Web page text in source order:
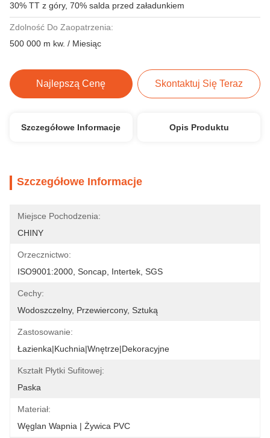
30% TT z góry, 70% salda przed załadunkiem
Zdolność Do Zaopatrzenia:
500 000 m kw. / Miesiąc
Najlepszą Cenę Skontaktuj Się Teraz
Szczegółowe Informacje Opis Produktu
Szczegółowe Informacje
Miejsce Pochodzenia:
CHINY
Orzecznictwo:
ISO9001:2000, Soncap, Intertek, SGS
Cechy:
Wodoszczelny, Przewiercony, Sztuką
Zastosowanie:
Łazienka|Kuchnia|Wnętrze|Dekoracyjne
Kształt Płytki Sufitowej:
Paska
Materiał:
Węglan Wapnia | Żywica PVC